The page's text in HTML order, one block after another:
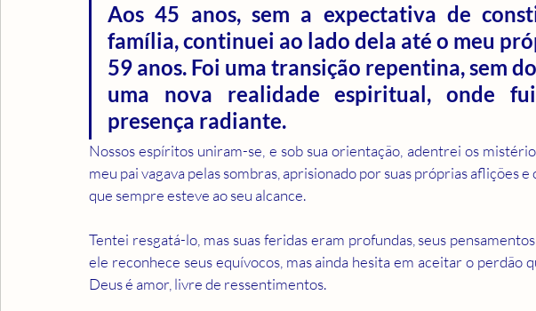
Aos 45 anos, sem a expectativa de
família, continuei ao lado dela até o meu
59 anos. Foi uma transição repentina, sem
uma nova realidade espiritual, onde
presença radiante.
Nossos espíritos uniram-se, e sob sua orientação, adentrei os
meu pai vagava pelas sombras, aprisionado por suas próprias aflições
que sempre esteve ao seu alcance.
Tentei resgatá-lo, mas suas feridas eram profundas, seus
ele reconhece seus equívocos, mas ainda hesita em aceitar o perdão
Deus é amor, livre de ressentimentos.